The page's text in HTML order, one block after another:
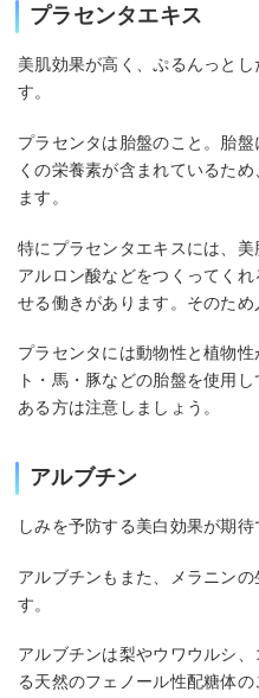
プラセンタエキス
美肌効果が高く、ぷるんっと
す。
プラセンタは胎盤のこと。胎
くの栄養素が含まれているた
ます。
特にプラセンタエキスには、
アルロン酸などをつくってく
せる働きがあります。そのため
プラセンタには動物性と植物
ト・馬・豚などの胎盤を使用
ある方は注意しましょう。
アルブチン
しみを予防する美白効果が期待
アルブチンもまた、メラニン
す。
アルブチンは梨やウワウルシ
る天然のフェノール性配糖体